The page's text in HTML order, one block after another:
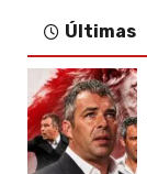
Últimas